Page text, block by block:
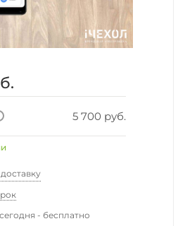
5 700 руб.
- бесплатно